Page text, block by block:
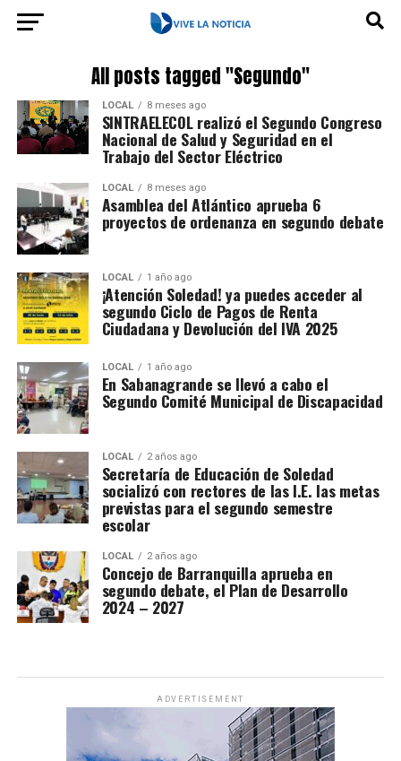
All posts tagged "Segundo"
LOCAL 8 meses ago
SINTRAELECOL realizó el Segundo Congreso
Nacional de Salud y Seguridad en el
Trabajo del Sector Eléctrico
LOCAL 8 meses ago
Asamblea del Atlántico aprueba 6
proyectos de ordenanza en segundo debate
LOCAL 1 año ago
¡Atención Soledad! ya puedes acceder al
segundo Ciclo de Pagos de Renta
Ciudadana y Devolución del IVA 2025
LOCAL 1 año ago
En Sabanagrande se llevó a cabo el
Segundo Comité Municipal de Discapacidad
LOCAL 2 años ago
Secretaría de Educación de Soledad
socializó con rectores de las I.E. las metas
previstas para el segundo semestre
escolar
LOCAL 2 años ago
Concejo de Barranquilla aprueba en
segundo debate, el Plan de Desarrollo
2024 – 2027
ADVERTISEMENT